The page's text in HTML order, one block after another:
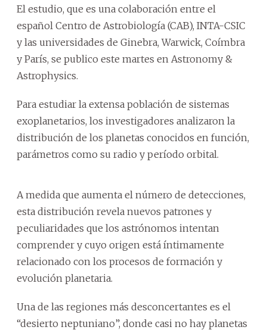
El estudio, que es una colaboración entre el
español Centro de Astrobiología (CAB), INTA-CSIC
y las universidades de Ginebra, Warwick, Coímbra
y París, se publico este martes en Astronomy &
Astrophysics.
Para estudiar la extensa población de sistemas
exoplanetarios, los investigadores analizaron la
distribución de los planetas conocidos en función,
parámetros como su radio y período orbital.
A medida que aumenta el número de detecciones,
esta distribución revela nuevos patrones y
peculiaridades que los astrónomos intentan
comprender y cuyo origen está íntimamente
relacionado con los procesos de formación y
evolución planetaria.
Una de las regiones más desconcertantes es el
“desierto neptuniano”, donde casi no hay planetas